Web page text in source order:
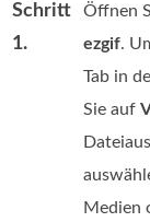
Schritt
1.
Öffnen
ezgif.
Tab in
Sie auf
Medien